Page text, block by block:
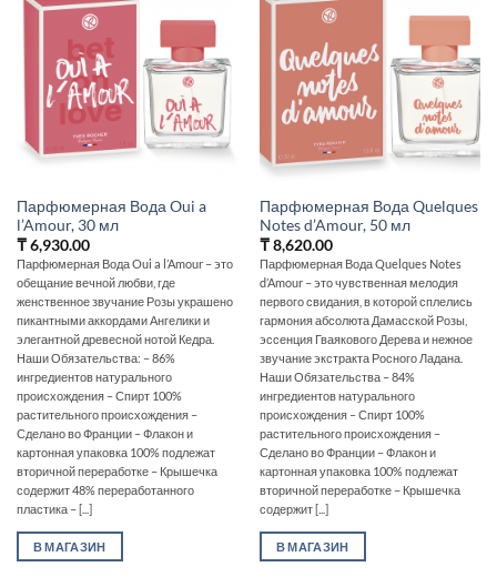
Парфюмерная Вода Oui a
l’Amour, 30 мл
₸6,930.00
Парфюмерная Вода Oui a l’Amour – это
обещание вечной любви, где
женственное звучание Розы украшено
пикантными аккордами Ангелики и
элегантной древесной нотой Кедра.
Наши Обязательства: – 86%
ингредиентов натурального
происхождения – Спирт 100%
растительного происхождения –
Сделано во Франции – Флакон и
картонная упаковка 100% подлежат
вторичной переработке – Крышечка
содержит 48% переработанного
пластика – [...]
В МАГАЗИН
Парфюмерная Вода Quelques
Notes d’Amour, 50 мл
₸8,620.00
Парфюмерная Вода Quelques Notes
d’Amour – это чувственная мелодия
первого свидания, в которой сплелись
гармония абсолюта Дамасской Розы,
эссенция Гваякового Дерева и нежное
звучание экстракта Росного Ладана.
Наши Обязательства – 84%
ингредиентов натурального
происхождения – Спирт 100%
растительного происхождения –
Сделано во Франции – Флакон и
картонная упаковка 100% подлежат
вторичной переработке – Крышечка
содержит [...]
В МАГАЗИН